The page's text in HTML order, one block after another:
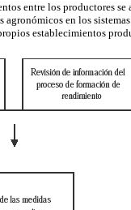
entre los productores se
en los
establecimientos